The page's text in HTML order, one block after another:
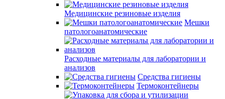
Медицинские резиновые изделия
Мешки
патологоанатомические
Расходные материалы для лаборатории и
анализов
Средства гигиены
Термоконтейнеры